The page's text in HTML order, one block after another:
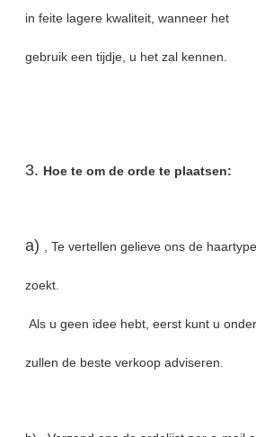
in feite lagere kwaliteit, wanneer het
gebruik een tijdje, u het zal kennen.
3. Hoe te om de orde te plaatsen:
a) , Te vertellen gelieve ons de
zoekt.
Als u geen idee hebt, eerst kunt u
zullen de beste verkoop adviseren.